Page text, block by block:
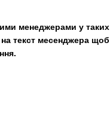
менеджерами у таких
на текст месенджера щоб